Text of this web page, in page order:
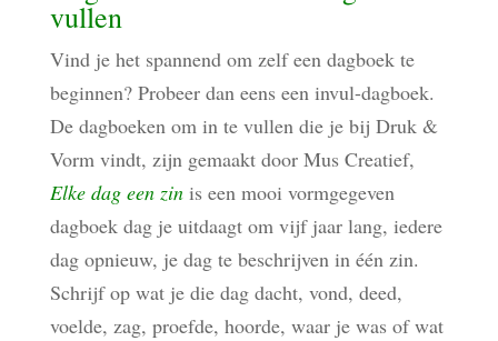
vullen
Vind je het spannend om zelf een dagboek te
beginnen? Probeer dan eens een invul-dagboek.
De dagboeken om in te vullen die je bij Druk &
Vorm vindt, zijn gemaakt door Mus Creatief,
Elke dag een zinis een mooi vormgegeven
dagboek dag je uitdaagt om vijf jaar lang, iedere
dag opnieuw, je dag te beschrijven in één zin.
Schrijf op wat je die dag dacht, vond, deed,
voelde, zag, proefde, hoorde, waar je was of wat